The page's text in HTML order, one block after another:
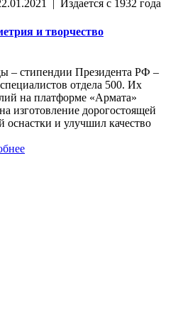
| Издается с 1932 года
и творчество
– стипендии Президента РФ –
отдела 500. Их
на платформе «Армата»
изготовление дорогостоящей
оснастки и улучшил качество